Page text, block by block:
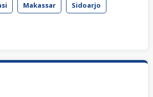
Makassar
Sidoarjo